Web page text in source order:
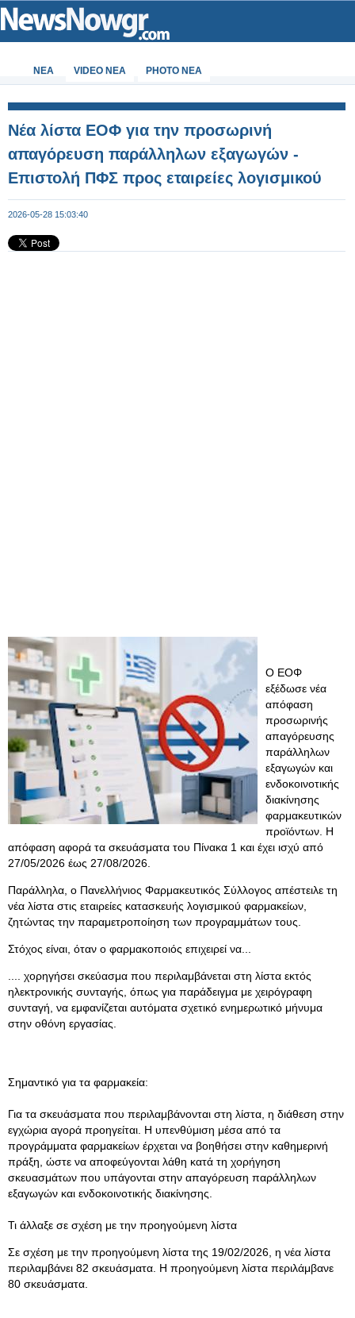
ΝΕΑ VIDEO NEA PHOTO NEA
Νέα λίστα ΕΟΦ για την προσωρινή
απαγόρευση παράλληλων εξαγωγών -
Επιστολή ΠΦΣ προς εταιρείες λογισμικού
2026-05-28 15:03:40
Ο ΕΟΦ
εξέδωσε νέα
απόφαση
προσωρινής
απαγόρευσης
παράλληλων
εξαγωγών και
ενδοκοινοτικής
διακίνησης
φαρμακευτικών
προϊόντων. Η
απόφαση αφορά τα σκευάσματα του Πίνακα 1 και έχει ισχύ από
27/05/2026 έως 27/08/2026.
Παράλληλα, ο Πανελλήνιος Φαρμακευτικός Σύλλογος απέστειλε τη
νέα λίστα στις εταιρείες κατασκευής λογισμικού φαρμακείων,
ζητώντας την παραμετροποίηση των προγραμμάτων τους.
Στόχος είναι, όταν ο φαρμακοποιός επιχειρεί να...
.... χορηγήσει σκεύασμα που περιλαμβάνεται στη λίστα εκτός
ηλεκτρονικής συνταγής, όπως για παράδειγμα με χειρόγραφη
συνταγή, να εμφανίζεται αυτόματα σχετικό ενημερωτικό μήνυμα
στην οθόνη εργασίας.
Σημαντικό για τα φαρμακεία:
Για τα σκευάσματα που περιλαμβάνονται στη λίστα, η διάθεση στην
εγχώρια αγορά προηγείται. Η υπενθύμιση μέσα από τα
προγράμματα φαρμακείων έρχεται να βοηθήσει στην καθημερινή
πράξη, ώστε να αποφεύγονται λάθη κατά τη χορήγηση
σκευασμάτων που υπάγονται στην απαγόρευση παράλληλων
εξαγωγών και ενδοκοινοτικής διακίνησης.
Τι άλλαξε σε σχέση με την προηγούμενη λίστα
Σε σχέση με την προηγούμενη λίστα της 19/02/2026, η νέα λίστα
περιλαμβάνει 82 σκευάσματα. Η προηγούμενη λίστα περιλάμβανε
80 σκευάσματα.